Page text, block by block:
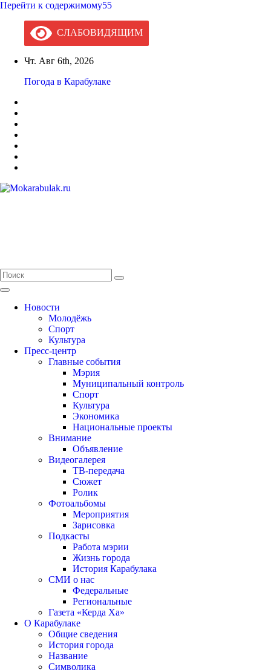
Перейти к содержимому55
СЛАБОВИДЯЩИМ
Чт. Авг 6th, 2026
Погода в Карабулаке
Новости
Молодёжь
Спорт
Культура
Пресс-центр
Главные события
Мэрия
Муниципальный контроль
Спорт
Культура
Экономика
Национальные проекты
Внимание
Объявление
Видеогалерея
ТВ-передача
Сюжет
Ролик
Фотоальбомы
Мероприятия
Зарисовка
Подкасты
Работа мэрии
Жизнь города
История Карабулака
СМИ о нас
Федеральные
Региональные
Газета «Керда Ха»
О Карабулаке
Общие сведения
История города
Название
Символика